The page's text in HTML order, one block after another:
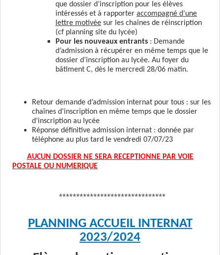
que dossier d’inscription pour les élèves
intéressés et à rapporter accompagné d’une
lettre motivée sur les chaînes de réinscription
(cf planning site du lycée)
Pour les nouveaux entrants : Demande
d’admission à récupérer en même temps que le
dossier d’inscription au lycée. Au foyer du
bâtiment C, dès le mercredi 28/06 matin.
Retour demande d’admission internat pour tous : sur les
chaînes d’inscription en même temps que le dossier
d’inscription au lycée
Réponse définitive admission internat : donnée par
téléphone au plus tard le vendredi 07/07/23
AUCUN DOSSIER NE SERA RECEPTIONNE PAR VOIE
POSTALE OU NUMERIQUE
*******************************
PLANNING ACCUEIL INTERNAT
2023/2024